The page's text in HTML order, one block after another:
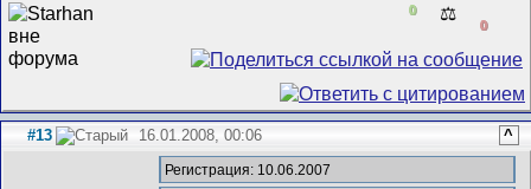
0 ⚖️
0
#13 16.01.2008, 00:06 ^
Регистрация: 10.06.2007